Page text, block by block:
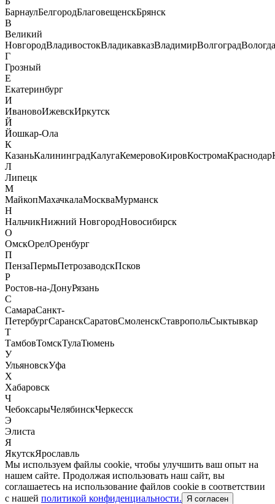
БарнаулБелгородБлаговещенскБрянск
В
Великий
НовгородВладивостокВладикавказВладимирВолгоградВологда
Г
Грозный
Е
Екатеринбург
И
ИвановоИжевскИркутск
Й
Йошкар-Ола
К
КазаньКалининградКалугаКемеровоКировКостромаКраснодар
Л
Липецк
М
МайкопМахачкалаМоскваМурманск
Н
НальчикНижний НовгородНовосибирск
О
ОмскОрелОренбург
П
ПензаПермьПетрозаводскПсков
Р
Ростов-на-ДонуРязань
С
СамараСанкт-
ПетербургСаранскСаратовСмоленскСтавропольСыктывкар
Т
ТамбовТомскТулаТюмень
У
УльяновскУфа
Х
Хабаровск
Ч
ЧебоксарыЧелябинскЧеркесск
Э
Элиста
Я
ЯкутскЯрославль
Мы используем файлы cookie, чтобы улучшить ваш опыт на
нашем сайте. Продолжая использовать наш сайт, вы
соглашаетесь на использование файлов cookie в соответствии
с нашей политикой конфиденциальности. Я согласен